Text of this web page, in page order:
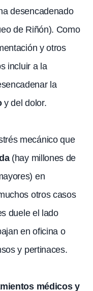
desencadenado
de Riñón). Como
y otros
incluir a la
la
y del dolor.
mecánico que
(hay millones de
en
otros casos
duele el lado
en oficina o
y pertinaces.
médicos y